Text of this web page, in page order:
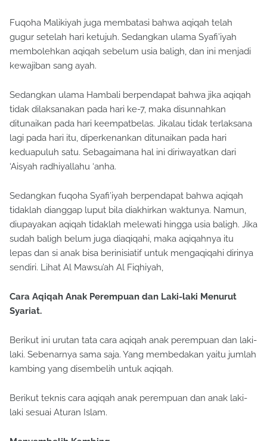
Fuqoha Malikiyah juga membatasi bahwa aqiqah telah
gugur setelah hari ketujuh. Sedangkan ulama Syafi’iyah
membolehkan aqiqah sebelum usia baligh, dan ini menjadi
kewajiban sang ayah.
Sedangkan ulama Hambali berpendapat bahwa jika aqiqah
tidak dilaksanakan pada hari ke-7, maka disunnahkan
ditunaikan pada hari keempatbelas. Jikalau tidak terlaksana
lagi pada hari itu, diperkenankan ditunaikan pada hari
keduapuluh satu. Sebagaimana hal ini diriwayatkan dari
‘Aisyah radhiyallahu ‘anha.
Sedangkan fuqoha Syafi’iyah berpendapat bahwa aqiqah
tidaklah dianggap luput bila diakhirkan waktunya. Namun,
diupayakan aqiqah tidaklah melewati hingga usia baligh. Jika
sudah baligh belum juga diaqiqahi, maka aqiqahnya itu
lepas dan si anak bisa berinisiatif untuk mengaqiqahi dirinya
sendiri. Lihat Al Mawsu’ah Al Fiqhiyah,
Cara Aqiqah Anak Perempuan dan Laki-laki Menurut
Syariat.
Berikut ini urutan tata cara aqiqah anak perempuan dan laki-
laki. Sebenarnya sama saja. Yang membedakan yaitu jumlah
kambing yang disembelih untuk aqiqah.
Berikut teknis cara aqiqah anak perempuan dan anak laki-
laki sesuai Aturan Islam.